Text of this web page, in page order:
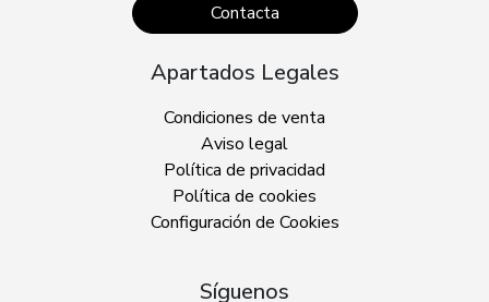
Contacta
Apartados Legales
Condiciones de venta
Aviso legal
Política de privacidad
Política de cookies
Configuración de Cookies
Síguenos